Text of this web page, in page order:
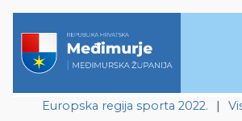
Europska regija sporta 2022. |